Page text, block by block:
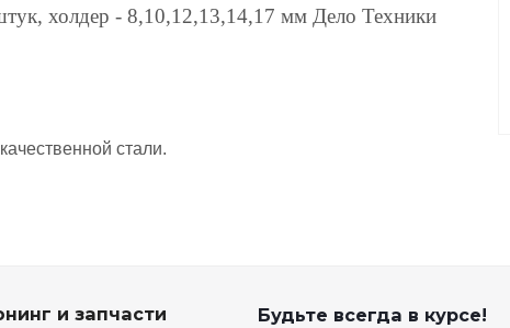
холдер - 8,10,12,13,14,17 мм Дело Техники
стали.
и запчасти Будьте всегда в курсе!